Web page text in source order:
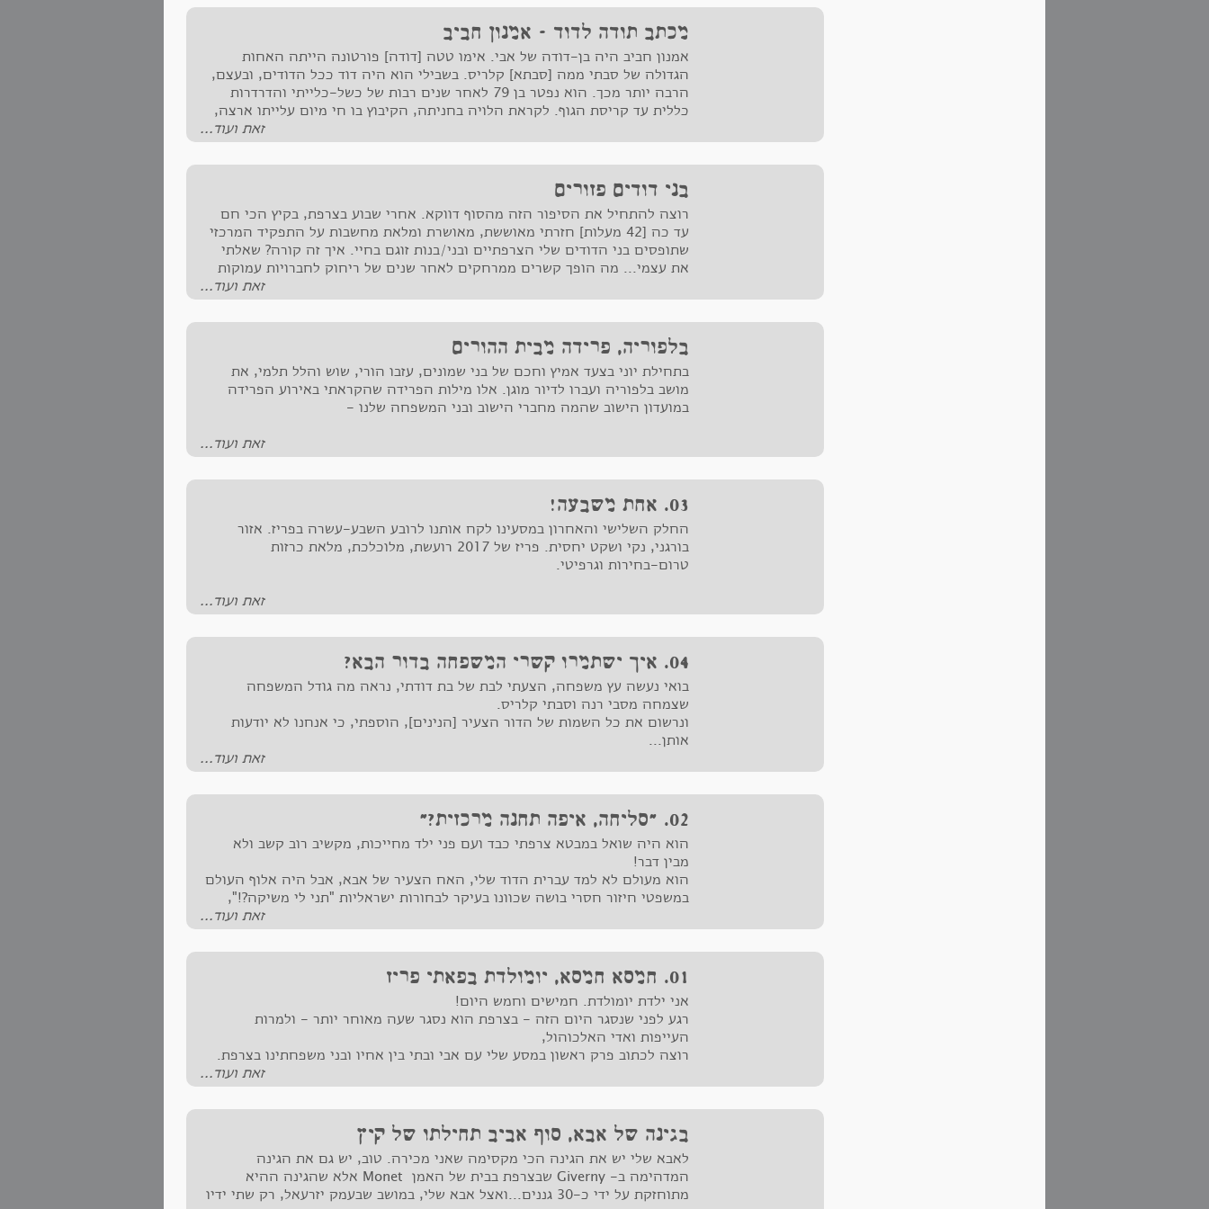
מכתב תודה לדוד - אמנון חביב
אמנון חביב היה בן-דודה של אבי. אימו טטה [דודה] פורטונה הייתה האחות
הגדולה של סבתי ממה [סבתא] קלריס. בשבילי הוא היה דוד ככל הדודים, ובעצם,
הרבה יותר מכך. הוא נפטר בן 79 לאחר שנים רבות של כשל-כלייתי והדרדרות
כללית עד קריסת הגוף. לקראת הלויה בחניתה, הקיבוץ בו חי מיום עלייתו ארצה,
כתבתי דברים. דבריי, המצורפים בהמשך, נשארו על הנייר שכן בקשתו האחרונה
הייתה שלא יאמרו הספדים אל מול קברו.
זאת ועוד...
בני דודים פזורים
רוצה להתחיל את הסיפור הזה מהסוף דווקא. אחרי שבוע בצרפת, בקיץ הכי חם
עד כה [42 מעלות] חזרתי מאוששת, מאושרת ומלאת מחשבות על התפקיד המרכזי
שתופסים בני הדודים שלי הצרפתיים ובני/בנות זוגם בחיי. איך זה קורה? שאלתי
את עצמי... מה הופך קשרים ממרחקים לאחר שנים של ריחוק לחברויות עמוקות
ומלאות משמעות? איך מפגש שנתי - במקרה הטוב - צולל ללא מעצורים לשיחות
עומק כנות וחושפניות על זוגיות, ילדים והורים, על פוליטיקה, חברה והכנסה, על
דיכאונות ועל אושר - ואיך הקשרים האלו מייצרים אצלי תחושת ביטחון, תובנות
משמעותיות ורוגע?
זאת ועוד...
בלפוריה, פרידה מבית ההורים
בתחילת יוני בצעד אמיץ וחכם של בני שמונים, עזבו הורי, שוש והלל תלמי, את
מושב בלפוריה ועברו לדיור מוגן. אלו מילות הפרידה שהקראתי באירוע הפרידה
במועדון הישוב שהמה מחברי הישוב ובני המשפחה שלנו -
האיש מאלג'ריה, האישה מצרפת, "עושים עליה" כל אחד בנפרד.
זאת ועוד...
03. אחת משבעה!
החלק השלישי והאחרון במסעינו לקח אותנו לרובע השבע-עשרה בפריז. אזור
בורגני, נקי ושקט יחסית. פריז של 2017 רועשת, מלוכלכת, מלאת כרזות
טרום-בחירות וגרפיטי.
זאת ועוד...
04. איך ישתמרו קשרי המשפחה בדור הבא?
בואי נעשה עץ משפחה, הצעתי לבת של בת דודתי, נראה מה גודל המשפחה
שצמחה מסבי רנה וסבתי קלריס.
ונרשום את כל השמות של הדור הצעיר [הנינים], הוספתי, כי אנחנו לא יודעות
אותן...
זאת ועוד...
02. "סליחה, איפה תחנה מרכזית?"
הוא היה שואל במבטא צרפתי כבד ועם פני ילד מחייכות, מקשיב רוב קשב ולא
מבין דבר!
הוא מעולם לא למד עברית הדוד שלי, האח הצעיר של אבא, אבל היה אלוף העולם
במשפטי חיזור חסרי בושה שכוונו בעיקר לבחורות ישראליות "תני לי משיקה?!",
זאת ועוד...
01. חמסא חמסא, יומולדת בפאתי פריז
אני ילדת יומולדת. חמישים וחמש היום!
רגע לפני שנסגר היום הזה - בצרפת הוא נסגר שעה מאוחר יותר - ולמרות
העייפות ואדי האלכוהול,
רוצה לכתוב פרק ראשון במסע שלי עם אבי ובתי בין אחיו ובני משפחתינו בצרפת.
מסע קצרצר המסתמן, כבר עכשיו, כרב משמעות ומרובה התרגשות.
זאת ועוד...
בגינה של אבא, סוף אביב תחילתו של קיץ
לאבא שלי יש את הגינה הכי מקסימה שאני מכירה. טוב, יש גם את הגינה
המדהימה ב- Giverny שבצרפת בבית של האמן Monet אלא שהגינה ההיא
מתוחזקת על ידי כ-30 גננים...ואצל אבא שלי, במושב שבעמק יזרעאל, רק שתי ידיו